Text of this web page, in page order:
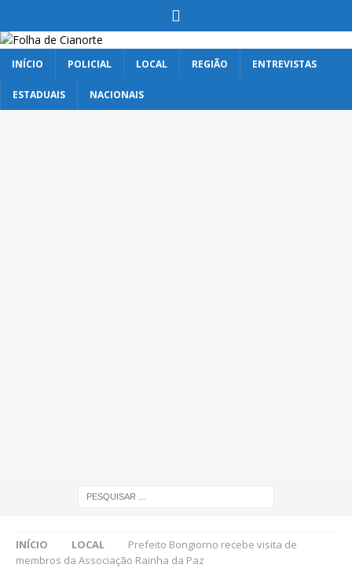
INÍCIO POLICIAL LOCAL REGIÃO ENTREVISTAS
ESTADUAIS NACIONAIS
INÍCIO LOCAL
Prefeito Bongiorno recebe visita de
membros da Associação Rainha da Paz